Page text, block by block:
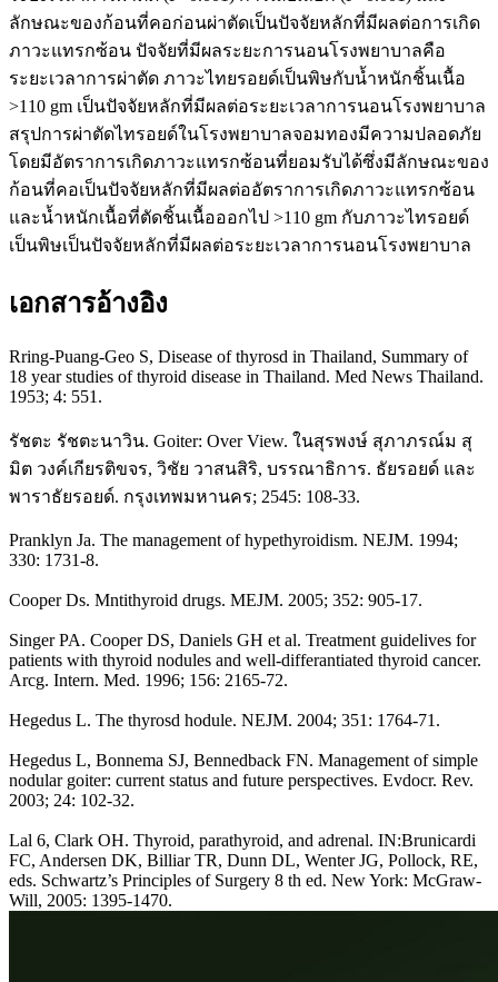
ลักษณะของก้อนที่คอก่อนผ่าตัดเป็นปัจจัยหลักที่มีผลต่อการเกิด
ภาวะแทรกซ้อน ปัจจัยที่มีผลระยะการนอนโรงพยาบาลคือ
ระยะเวลาการผ่าตัด ภาวะไทยรอยด์เป็นพิษกับน้ำหนักชิ้นเนื้อ
>110 gm เป็นปัจจัยหลักที่มีผลต่อระยะเวลาการนอนโรงพยาบาล
สรุปการผ่าตัดไทรอยด์ในโรงพยาบาลจอมทองมีความปลอดภัย
โดยมีอัตราการเกิดภาวะแทรกซ้อนที่ยอมรับได้ซึ่งมีลักษณะของ
ก้อนที่คอเป็นปัจจัยหลักที่มีผลต่ออัตราการเกิดภาวะแทรกซ้อน
และน้ำหนักเนื้อที่ตัดชิ้นเนื้อออกไป >110 gm กับภาวะไทรอยด์
เป็นพิษเป็นปัจจัยหลักที่มีผลต่อระยะเวลาการนอนโรงพยาบาล
เอกสารอ้างอิง
Rring-Puang-Geo S, Disease of thyrosd in Thailand, Summary of
18 year studies of thyroid disease in Thailand. Med News Thailand.
1953; 4: 551.
รัชตะ รัชตะนาวิน. Goiter: Over View. ในสุรพงษ์ สุภาภรณ์ม สุ
มิต วงค์เกียรติขจร, วิชัย วาสนสิริ, บรรณาธิการ. ธัยรอยด์ และ
พาราธัยรอยด์. กรุงเทพมหานคร; 2545: 108-33.
Pranklyn Ja. The management of hypethyroidism. NEJM. 1994;
330: 1731-8.
Cooper Ds. Mntithyroid drugs. MEJM. 2005; 352: 905-17.
Singer PA. Cooper DS, Daniels GH et al. Treatment guidelives for
patients with thyroid nodules and well-differantiated thyroid cancer.
Arcg. Intern. Med. 1996; 156: 2165-72.
Hegedus L. The thyrosd hodule. NEJM. 2004; 351: 1764-71.
Hegedus L, Bonnema SJ, Bennedback FN. Management of simple
nodular goiter: current status and future perspectives. Evdocr. Rev.
2003; 24: 102-32.
Lal 6, Clark OH. Thyroid, parathyroid, and adrenal. IN:Brunicardi
FC, Andersen DK, Billiar TR, Dunn DL, Wenter JG, Pollock, RE,
eds. Schwartz’s Principles of Surgery 8 th ed. New York: McGraw-
Will, 2005: 1395-1470.